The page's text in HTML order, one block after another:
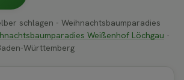
schlagen - Weihnachtsbaumparadies
Weißenhof Löchgau ·
Württemberg